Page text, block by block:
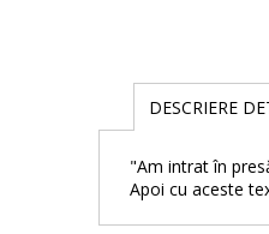
DESCRIERE
"Am intrat în
Apoi cu aceste